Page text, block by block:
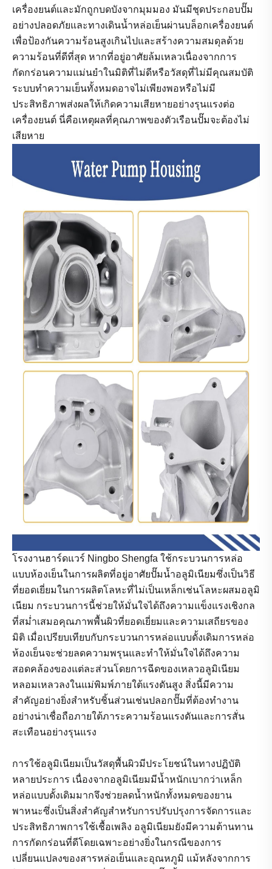
เครื่องยนต์และมักถูกบดบังจากมุมมอง มันมีชุดประกอบปั๊ม
อย่างปลอดภัยและทางเดินน้ำหล่อเย็นผ่านบล็อกเครื่องยนต์
เพื่อป้องกันความร้อนสูงเกินไปและสร้างความสมดุลด้วย
ความร้อนที่ดีที่สุด หากที่อยู่อาศัยล้มเหลวเนื่องจากการ
กัดกร่อนความแม่นยำในมิติที่ไม่ดีหรือวัสดุที่ไม่มีคุณสมบัติ
ระบบทำความเย็นทั้งหมดอาจไม่เพียงพอหรือไม่มี
ประสิทธิภาพส่งผลให้เกิดความเสียหายอย่างรุนแรงต่อ
เครื่องยนต์ นี่คือเหตุผลที่คุณภาพของตัวเรือนปั๊มจะต้องไม่
เสียหาย
โรงงานฮาร์ดแวร์ Ningbo Shengfa ใช้กระบวนการหล่อ
แบบห้องเย็นในการผลิตที่อยู่อาศัยปั๊มน้ำอลูมิเนียมซึ่งเป็นวิธี
ที่ยอดเยี่ยมในการผลิตโลหะที่ไม่เป็นเหล็กเช่นโลหะผสมอลูมิ
เนียม กระบวนการนี้ช่วยให้มั่นใจได้ถึงความแข็งแรงเชิงกล
ที่สม่ำเสมอคุณภาพพื้นผิวที่ยอดเยี่ยมและความเสถียรของ
มิติ เมื่อเปรียบเทียบกับกระบวนการหล่อแบบดั้งเดิมการหล่อ
ห้องเย็นจะช่วยลดความพรุนและทำให้มั่นใจได้ถึงความ
สอดคล้องของแต่ละส่วนโดยการฉีดของเหลวอลูมิเนียม
หลอมเหลวลงในแม่พิมพ์ภายใต้แรงดันสูง สิ่งนี้มีความ
สำคัญอย่างยิ่งสำหรับชิ้นส่วนเช่นปลอกปั๊มที่ต้องทำงาน
อย่างน่าเชื่อถือภายใต้ภาระความร้อนแรงดันและการสั่น
สะเทือนอย่างรุนแรง
การใช้อลูมิเนียมเป็นวัสดุพื้นผิวมีประโยชน์ในทางปฏิบัติ
หลายประการ เนื่องจากอลูมิเนียมมีน้ำหนักเบากว่าเหล็ก
หล่อแบบดั้งเดิมมากจึงช่วยลดน้ำหนักทั้งหมดของยาน
พาหนะซึ่งเป็นสิ่งสำคัญสำหรับการปรับปรุงการจัดการและ
ประสิทธิภาพการใช้เชื้อเพลิง อลูมิเนียมยังมีความต้านทาน
การกัดกร่อนที่ดีโดยเฉพาะอย่างยิ่งในกรณีของการ
เปลี่ยนแปลงของสารหล่อเย็นและอุณหภูมิ แม้หลังจากการ